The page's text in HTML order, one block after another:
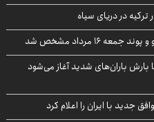
در دریای سیاه
۱۶ مرداد مشخص شد
بارش باران‌های شدید آغاز می‌شود
جدید با ایران را اعلام کرد